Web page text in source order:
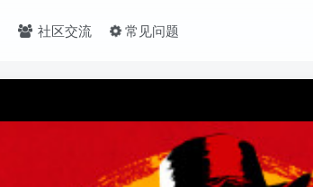
社区交流 常见问题